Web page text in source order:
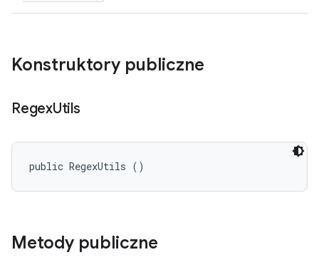
Konstruktory publiczne
RegexUtils
public RegexUtils ()
Metody publiczne